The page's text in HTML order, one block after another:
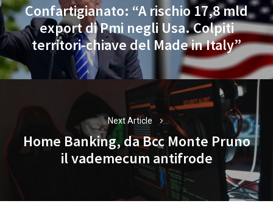
Previous
post:
Confartigianato: “A rischio 17,8 mld
export di Pmi negli Usa. Colpiti
territori-chiave del Made in Italy”
Next Article
Next
post:
Home Banking, da Bcc Monte Pruno
il vademecum antifrode